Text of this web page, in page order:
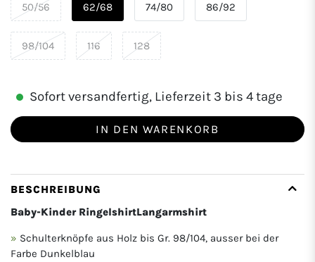
50/56 62/68 74/80 86/92
98/104 116 128
Sofort versandfertig, Lieferzeit 3 bis 4 tage
IN DEN WARENKORB
BESCHREIBUNG
Baby-Kinder RingelshirtLangarmshirt
Schulterknöpfe aus Holz bis Gr. 98/104, ausser bei der
Farbe Dunkelblau